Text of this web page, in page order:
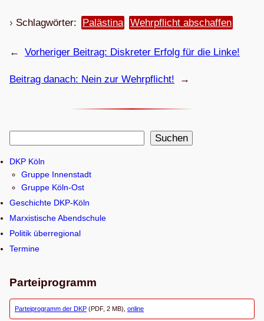
Schlagwörter: Palästina Wehrpflicht abschaffen
← Vorheriger Beitrag: Dis­kre­ter Erfolg für die Linke!
Beitrag danach: Nein zur Wehrpflicht! →
c
h
e
n
Suchen
DKP Köln
Gruppe Innenstadt
Gruppe Köln-Ost
Geschichte DKP-Köln
Marxistische Abendschule
Politik überregional
Termine
Parteiprogramm
Parteiprogramm der DKP (PDF, 2 MB), online